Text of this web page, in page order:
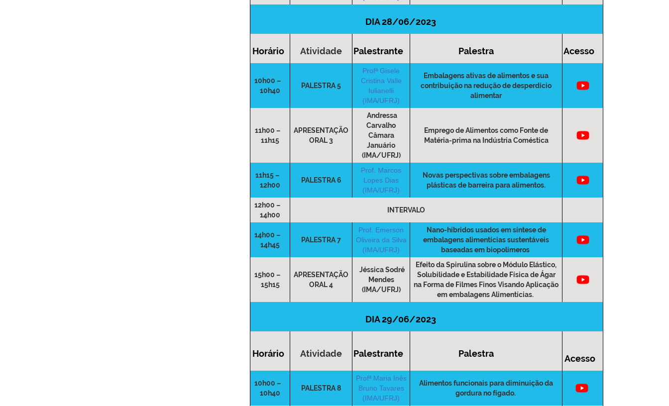
DIA 28/06/2023
Horário Atividade Palestrante Palestra Acesso
10h00 –
10h40
PALESTRA 5
Profª Gisele
Cristina Valle
Iulianelli
(IMA/UFRJ)
Embalagens ativas de alimentos e sua
contribuição na redução de desperdício
alimentar
11h00 –
11h15
APRESENTAÇÃO
ORAL 3
Andressa
Carvalho
Câmara
Januário
(IMA/UFRJ)
Emprego de Alimentos como Fonte de
Matéria-prima na Indústria Coméstica
11h15 –
12h00
PALESTRA 6
Prof. Marcos
Lopes Dias
(IMA/UFRJ)
Novas perspectivas sobre embalagens
plásticas de barreira para alimentos.
12h00 –
14h00
INTERVALO
14h00 –
14h45
PALESTRA 7
Prof. Emerson
Oliveira da Silva
(IMA/UFRJ)
Nano-híbridos usados em síntese de
embalagens alimentícias sustentáveis
baseadas em biopolímeros
15h00 –
15h15
APRESENTAÇÃO
ORAL 4
Jéssica Sodré
Mendes
(IMA/UFRJ)
Efeito da Spirulina sobre o Módulo Elástico,
Solubilidade e Estabilidade Física de Ágar
na Forma de Filmes Finos Visando Aplicação
em embalagens Alimentícias.
DIA 29/06/2023
Horário Atividade Palestrante Palestra Acesso
10h00 –
10h40
PALESTRA 8
Profª Maria Inês
Bruno Tavares
(IMA/UFRJ)
Alimentos funcionais para diminuição da
gordura no fígado.